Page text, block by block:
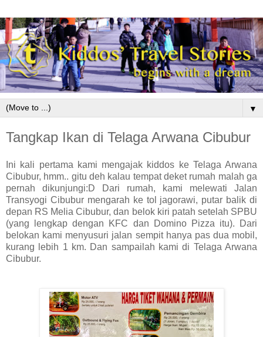
▼
Tangkap Ikan di Telaga Arwana Cibubur
Ini kali pertama kami mengajak kiddos ke Telaga Arwana
Cibubur, hmm.. gitu deh kalau tempat deket rumah malah ga
pernah dikunjungi:D Dari rumah, kami melewati Jalan
Transyogi Cibubur mengarah ke tol jagorawi, putar balik di
depan RS Melia Cibubur, dan belok kiri patah setelah SPBU
(yang lengkap dengan KFC dan Domino Pizza itu). Dari
belokan kami menyusuri jalan sempit hanya pas dua mobil,
kurang lebih 1 km. Dan sampailah kami di Telaga Arwana
Cibubur.